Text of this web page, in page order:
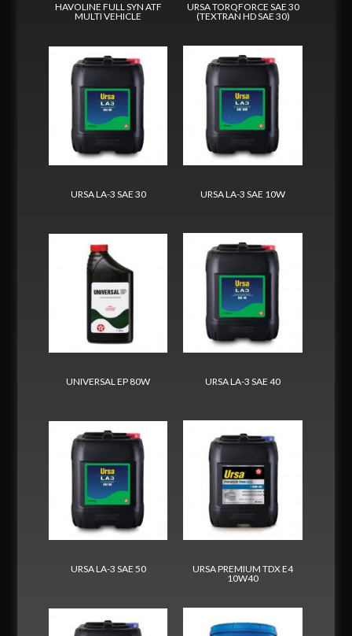
HAVOLINE FULL SYN ATF
MULTI VEHICLE
URSA TORQFORCE SAE 30
(TEXTRAN HD SAE 30)
URSA LA-3 SAE 30 URSA LA-3 SAE 10W
UNIVERSAL EP 80W URSA LA-3 SAE 40
URSA LA-3 SAE 50
URSA PREMIUM TDX E4
10W40